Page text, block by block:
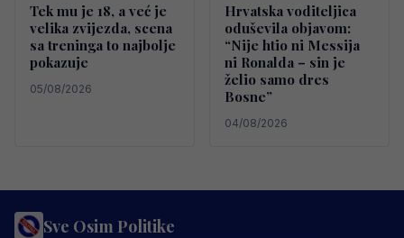
Tek mu je 18, a već je
velika zvijezda, scena
sa treninga to najbolje
pokazuje
05/08/2026
Hrvatska voditeljica
oduševila objavom:
“Nije htio ni Messija
ni Ronalda – sin je
želio samo dres
Bosne”
04/08/2026
Sve Osim Politike